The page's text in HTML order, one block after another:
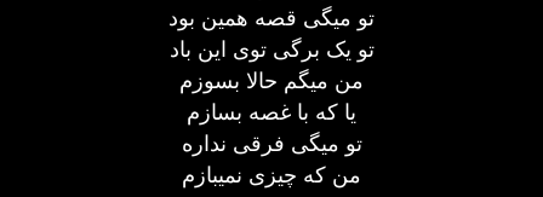
تو میگی قصه همین بود
تو یک برگی توی این باد
من میگم حالا بسوزم
یا که با غصه بسازم
تو میگی فرقی نداره
من که چیزی نمیبازم